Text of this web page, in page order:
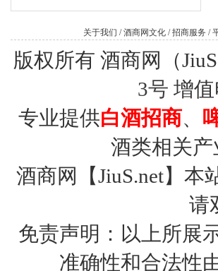
关于我们 /酒商网文化 /招商服务 /
版权所有 酒商网（
3号 增
专业提供白酒招商、
酒类相关
酒商网【JiuS.net】
请
免责声明：以上所展
准确性和合法性